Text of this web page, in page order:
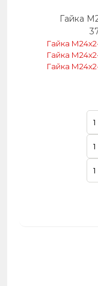
Гайка
Гайка
Гайка
Гайка